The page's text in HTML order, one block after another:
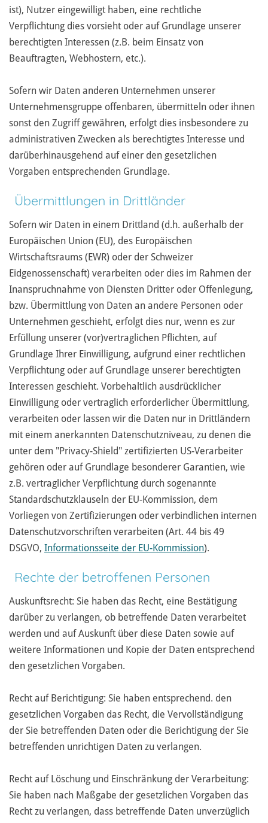
ist), Nutzer eingewilligt haben, eine rechtliche
Verpflichtung dies vorsieht oder auf Grundlage unserer
berechtigten Interessen (z.B. beim Einsatz von
Beauftragten, Webhostern, etc.).
Sofern wir Daten anderen Unternehmen unserer
Unternehmensgruppe offenbaren, übermitteln oder ihnen
sonst den Zugriff gewähren, erfolgt dies insbesondere zu
administrativen Zwecken als berechtigtes Interesse und
darüberhinausgehend auf einer den gesetzlichen
Vorgaben entsprechenden Grundlage.
Übermittlungen in Drittländer
Sofern wir Daten in einem Drittland (d.h. außerhalb der
Europäischen Union (EU), des Europäischen
Wirtschaftsraums (EWR) oder der Schweizer
Eidgenossenschaft) verarbeiten oder dies im Rahmen der
Inanspruchnahme von Diensten Dritter oder Offenlegung,
bzw. Übermittlung von Daten an andere Personen oder
Unternehmen geschieht, erfolgt dies nur, wenn es zur
Erfüllung unserer (vor)vertraglichen Pflichten, auf
Grundlage Ihrer Einwilligung, aufgrund einer rechtlichen
Verpflichtung oder auf Grundlage unserer berechtigten
Interessen geschieht. Vorbehaltlich ausdrücklicher
Einwilligung oder vertraglich erforderlicher Übermittlung,
verarbeiten oder lassen wir die Daten nur in Drittländern
mit einem anerkannten Datenschutzniveau, zu denen die
unter dem "Privacy-Shield" zertifizierten US-Verarbeiter
gehören oder auf Grundlage besonderer Garantien, wie
z.B. vertraglicher Verpflichtung durch sogenannte
Standardschutzklauseln der EU-Kommission, dem
Vorliegen von Zertifizierungen oder verbindlichen internen
Datenschutzvorschriften verarbeiten (Art. 44 bis 49
DSGVO, Informationsseite der EU-Kommission).
Rechte der betroffenen Personen
Auskunftsrecht: Sie haben das Recht, eine Bestätigung
darüber zu verlangen, ob betreffende Daten verarbeitet
werden und auf Auskunft über diese Daten sowie auf
weitere Informationen und Kopie der Daten entsprechend
den gesetzlichen Vorgaben.
Recht auf Berichtigung: Sie haben entsprechend. den
gesetzlichen Vorgaben das Recht, die Vervollständigung
der Sie betreffenden Daten oder die Berichtigung der Sie
betreffenden unrichtigen Daten zu verlangen.
Recht auf Löschung und Einschränkung der Verarbeitung:
Sie haben nach Maßgabe der gesetzlichen Vorgaben das
Recht zu verlangen, dass betreffende Daten unverzüglich